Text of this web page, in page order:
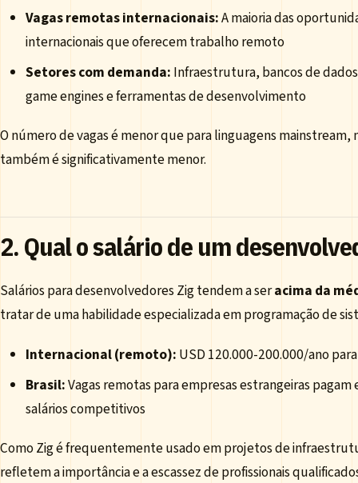
Vagas remotas internacionais:A maioria das
internacionais que oferecem trabalho remoto
Setores com demanda: Infraestrutura, bancos de
game engines e ferramentas de desenvolvimento
O número de vagas é menor que para linguagens mainstream,
também é significativamente menor.
2. Qual o salário de um
Salários para desenvolvedores Zig tendem a seracima da
tratar de uma habilidade especializada em programação de
Internacional (remoto): USD 120.000-200.000/ano
Brasil:Vagas remotas para empresas estrangeiras
salários competitivos
Como Zig é frequentemente usado em projetos de
refletem a importância e a escassez de profissionais